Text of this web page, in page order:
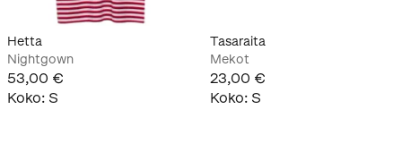
Hetta
Nightgown
53,00 €
Koko: S
Tasaraita
Mekot
23,00 €
Koko: S